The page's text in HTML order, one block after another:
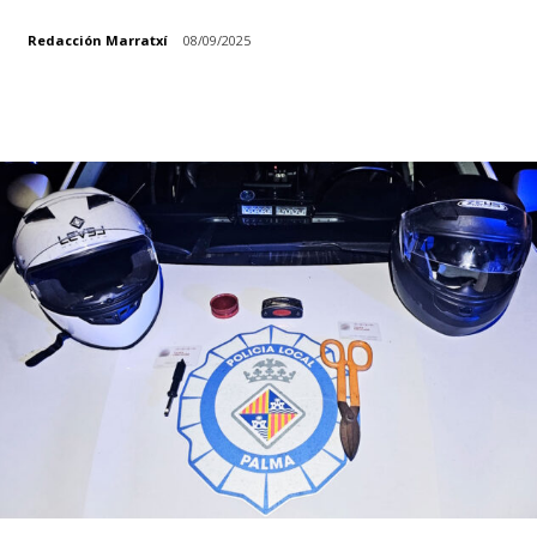
Redacción Marratxí 08/09/2025